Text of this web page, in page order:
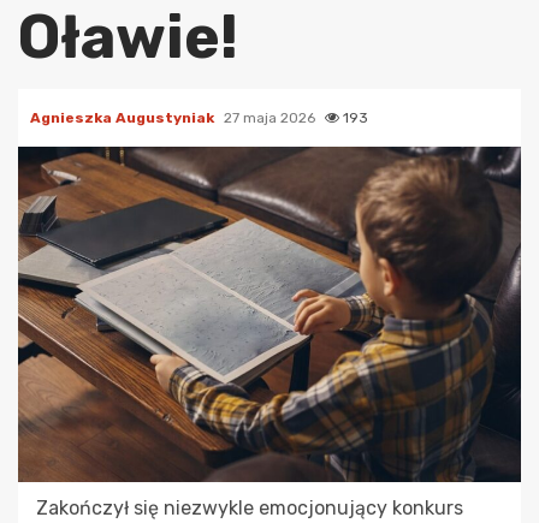
Oławie!
Agnieszka Augustyniak 27 maja 2026 193
Zakończył się niezwykle emocjonujący konkurs